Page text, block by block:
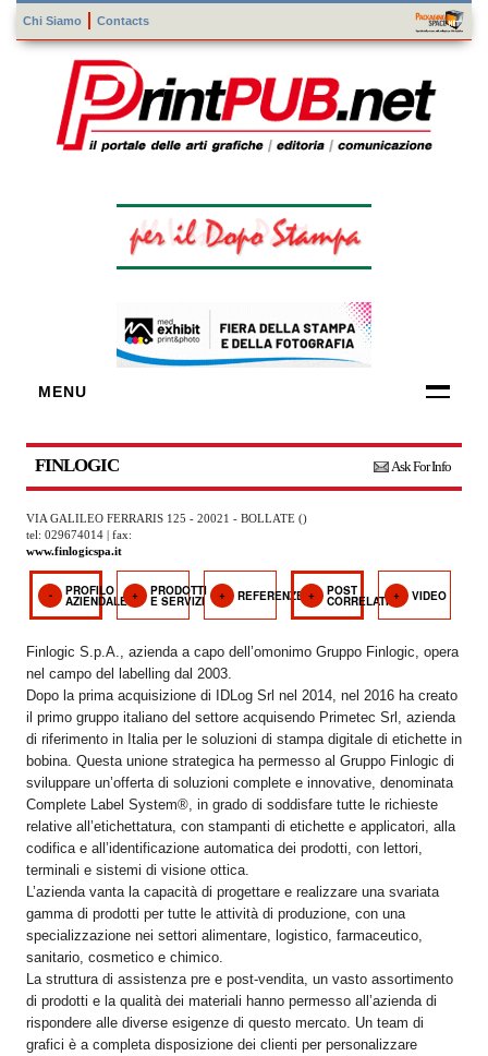
Chi Siamo Contacts
MENU
ZOOM
TEMATICI
EVENTI
VIDEO
Ask For Info
FINLOGIC
VIA GALILEO FERRARIS 125 - 20021 - BOLLATE ()
tel: 029674014 | fax:
www.finlogicspa.it
PROFILO
AZIENDALE
PRODOTTI
E SERVIZI REFERENZE POST
CORRELATI VIDEO
Finlogic S.p.A., azienda a capo dell’omonimo Gruppo Finlogic, opera
nel campo del labelling dal 2003.
Dopo la prima acquisizione di IDLog Srl nel 2014, nel 2016 ha creato
il primo gruppo italiano del settore acquisendo Primetec Srl, azienda
di riferimento in Italia per le soluzioni di stampa digitale di etichette in
bobina. Questa unione strategica ha permesso al Gruppo Finlogic di
sviluppare un’offerta di soluzioni complete e innovative, denominata
Complete Label System®, in grado di soddisfare tutte le richieste
relative all’etichettatura, con stampanti di etichette e applicatori, alla
codifica e all’identificazione automatica dei prodotti, con lettori,
terminali e sistemi di visione ottica.
L’azienda vanta la capacità di progettare e realizzare una svariata
gamma di prodotti per tutte le attività di produzione, con una
specializzazione nei settori alimentare, logistico, farmaceutico,
sanitario, cosmetico e chimico.
La struttura di assistenza pre e post-vendita, un vasto assortimento
di prodotti e la qualità dei materiali hanno permesso all’azienda di
rispondere alle diverse esigenze di questo mercato. Un team di
grafici è a completa disposizione dei clienti per personalizzare